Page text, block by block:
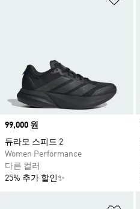
Price
99,000 원
듀라모 스피드 2
Women Performance
다른 컬러
25% 추가 할인✨